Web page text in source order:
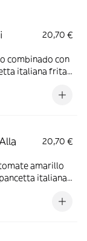
20,70 €
combinado con
italiana frita
20,70 €
amarillo
italiana,